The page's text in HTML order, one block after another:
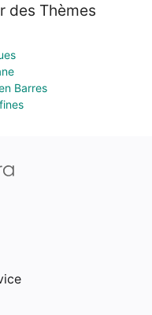
des Thèmes
Barres